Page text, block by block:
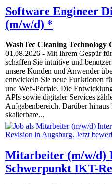
Software Engineer
(m/w/d) *
WashTec Cleaning Technology
01.08.2026 - Mit Ihrem Gespür
schaffen Sie intuitive und
unsere Kunden und Anwender
entwickeln Sie neue Funktionen
und Web-Portale. Die
APIs sowie digitaler Services
Aufgabenbereich. Darüber
skalierbare...
Mitarbeiter (m/w/d)
Schwerpunkt IKT-